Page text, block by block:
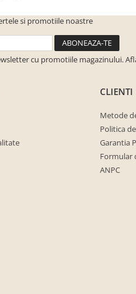
si promotiile noastre
cu promotiile magazinului.
CLIENTI
Metode
Politica
Garantia
Formular
ANPC